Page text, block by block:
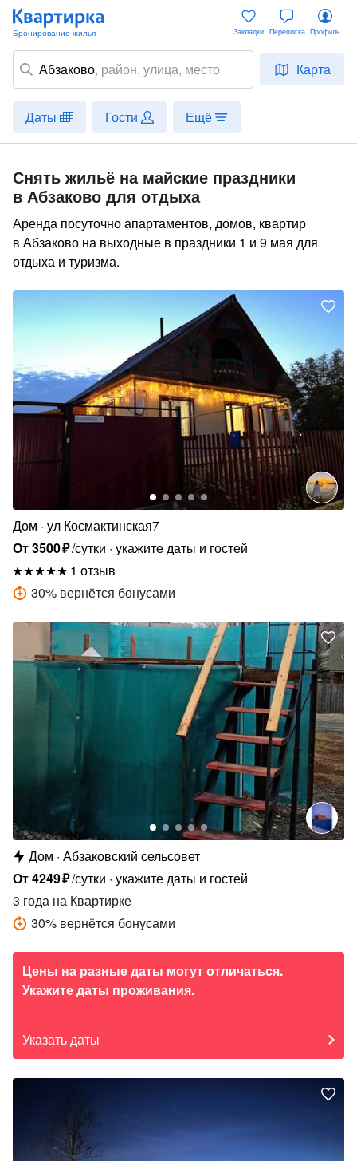
Абзаково, район, улица, место Карта
Закладки Переписка Профиль
Даты Гости Ещё
Снять жильё на майские праздники
в Абзаково для отдыха
Аренда посуточно апартаментов, домов, квартир
в Абзаково на выходные в праздники 1 и 9 мая для
отдыха и туризма.
Дом ул Космактинская7
От3500₽/сутки укажите даты и гостей
1 отзыв
30% вернётся бонусами
Дом Абзаковский сельсовет
От4249₽/сутки укажите даты и гостей
3 года на Квартирке
30% вернётся бонусами
Цены на разные даты могут отличаться.
Укажите даты проживания.
Указать даты